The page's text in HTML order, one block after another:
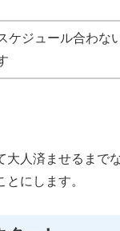
ケジュール合わな
大人済ませるまで
にします。